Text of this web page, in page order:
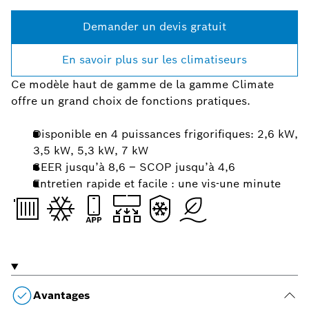
Demander un devis gratuit
En savoir plus sur les climatiseurs
Ce modèle haut de gamme de la gamme Climate
offre un grand choix de fonctions pratiques.
Disponible en 4 puissances frigorifiques: 2,6 kW,
3,5 kW, 5,3 kW, 7 kW
SEER jusqu’à 8,6 – SCOP jusqu’à 4,6
Entretien rapide et facile : une vis-une minute
Avantages